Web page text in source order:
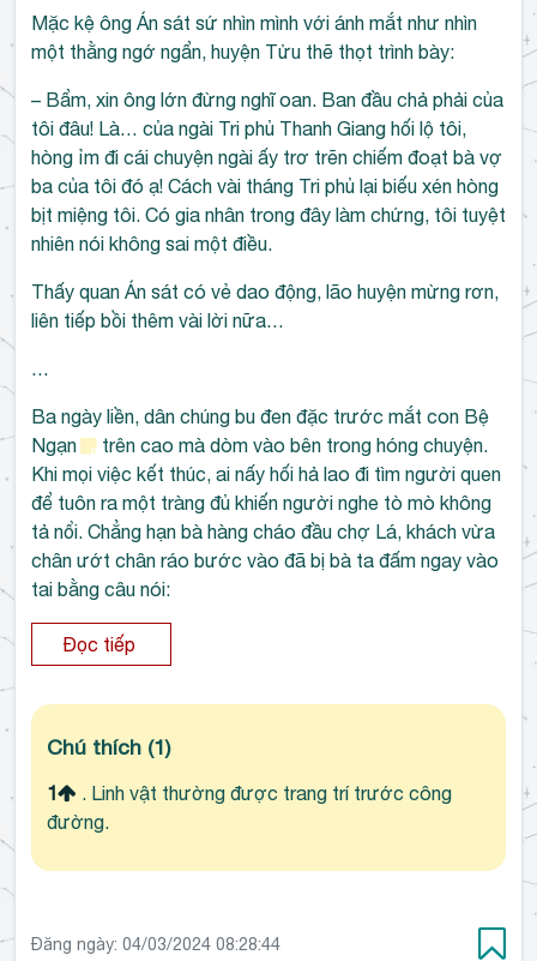
Mặc kệ ông Án sát sứ nhìn mình với ánh mắt như nhìn
một thằng ngớ ngẩn, huyện Tửu thẽ thọt trình bày:
– Bẩm, xin ông lớn đừng nghĩ oan. Ban đầu chả phải của
tôi đâu! Là… của ngài Tri phủ Thanh Giang hối lộ tôi,
hòng ỉm đi cái chuyện ngài ấy trơ trẽn chiếm đoạt bà vợ
ba của tôi đó ạ! Cách vài tháng Tri phủ lại biếu xén hòng
bịt miệng tôi. Có gia nhân trong đây làm chứng, tôi tuyệt
nhiên nói không sai một điều.
Thấy quan Án sát có vẻ dao động, lão huyện mừng rơn,
liên tiếp bồi thêm vài lời nữa…
…
Ba ngày liền, dân chúng bu đen đặc trước mắt con Bệ
Ngạn
trên cao mà dòm vào bên trong hóng chuyện.
Khi mọi việc kết thúc, ai nấy hối hả lao đi tìm người quen
để tuôn ra một tràng đủ khiến người nghe tò mò không
tả nổi. Chẳng hạn bà hàng cháo đầu chợ Lá, khách vừa
chân ướt chân ráo bước vào đã bị bà ta đấm ngay vào
tai bằng câu nói:
Đọc tiếp
Chú thích (1)
1
. Linh vật thường được trang trí trước công
đường.
Đăng ngày: 04/03/2024 08:28:44